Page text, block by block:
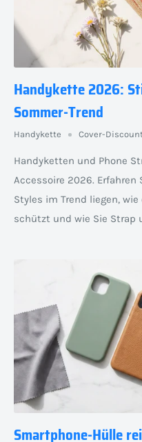
Handykette 2026:
Sommer-Trend
Handykette Cover-
Handyketten und Phone
Accessoire 2026.
Styles im Trend liegen,
schützt und wie Sie Strap
Smartphone-Hülle